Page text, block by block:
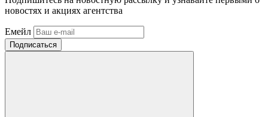
новостях и акциях агентства
Емейл